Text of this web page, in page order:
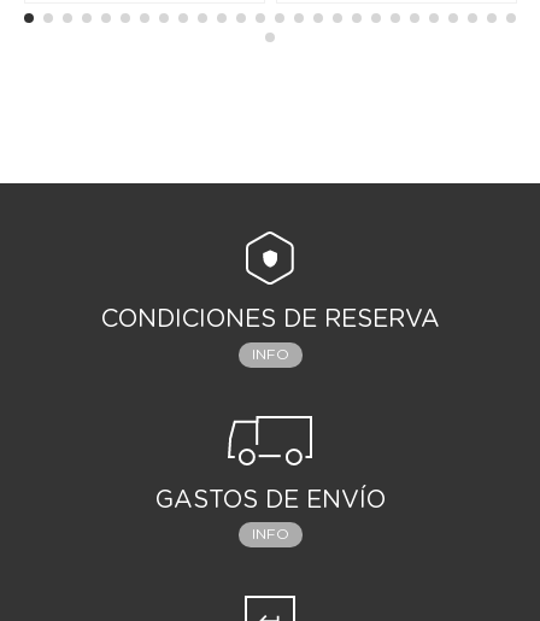
CONDICIONES DE RESERVA
INFO
GASTOS DE ENVÍO
INFO